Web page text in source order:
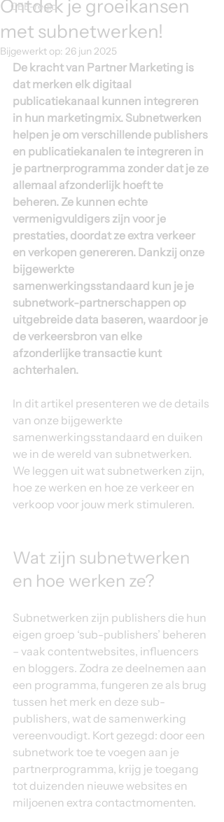
CEE-regio
Ontdek je groeikansen
met subnetwerken!
Bijgewerkt op: 26 jun 2025
De kracht van Partner Marketing is
dat merken elk digitaal
publicatiekanaal kunnen integreren
in hun marketingmix. Subnetwerken
helpen je om verschillende publishers
en publicatiekanalen te integreren in
je partnerprogramma zonder dat je ze
allemaal afzonderlijk hoeft te
beheren. Ze kunnen echte
vermenigvuldigers zijn voor je
prestaties, doordat ze extra verkeer
en verkopen genereren. Dankzij onze
bijgewerkte
samenwerkingsstandaard kun je je
subnetwork-partnerschappen op
uitgebreide data baseren, waardoor je
de verkeersbron van elke
afzonderlijke transactie kunt
achterhalen.
In dit artikel presenteren we de details
van onze bijgewerkte
samenwerkingsstandaard en duiken
we in de wereld van subnetwerken.
We leggen uit wat subnetwerken zijn,
hoe ze werken en hoe ze verkeer en
verkoop voor jouw merk stimuleren.
Wat zijn subnetwerken
en hoe werken ze?
Subnetwerken zijn publishers die hun
eigen groep ‘sub-publishers’ beheren
– vaak contentwebsites, influencers
en bloggers. Zodra ze deelnemen aan
een programma, fungeren ze als brug
tussen het merk en deze sub-
publishers, wat de samenwerking
vereenvoudigt. Kort gezegd: door een
subnetwork toe te voegen aan je
partnerprogramma, krijg je toegang
tot duizenden nieuwe websites en
miljoenen extra contactmomenten.